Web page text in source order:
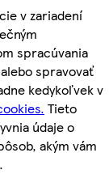
v zariadení
spracúvania
spravovať
kedykoľvek v
Tieto
údaje o
akým vám